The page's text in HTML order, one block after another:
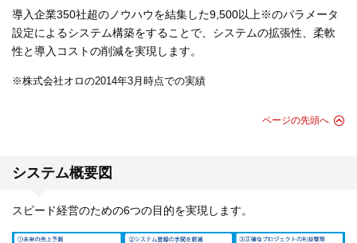
導入企業350社超のノウハウを結集した9,500以上※のパラメータ
設定によるシステム構築をすることで、システムの拡張性、柔軟
性と導入コストの削減を実現します。
※株式会社オロの2014年3月時点での実績
ページの先頭へ
システム概要図
スピード経営のための6つの目的を実現します。